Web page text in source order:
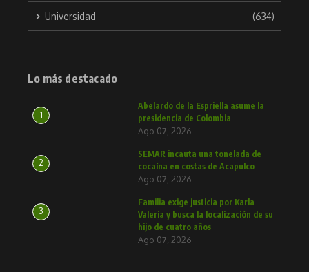
Universidad (634)
Lo más destacado
1
Abelardo de la Espriella asume la
presidencia de Colombia
Ago 07, 2026
2
SEMAR incauta una tonelada de
cocaína en costas de Acapulco
Ago 07, 2026
3
Familia exige justicia por Karla
Valeria y busca la localización de su
hijo de cuatro años
Ago 07, 2026